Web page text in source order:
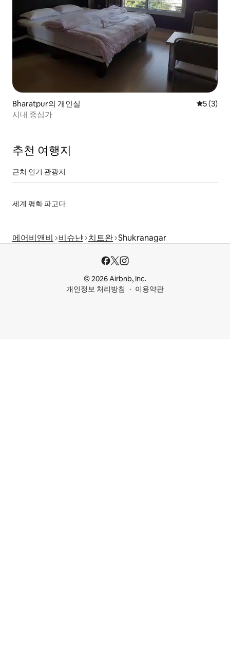
Bharatpur의 개인실 평점 5점
5 (3)
시내 중심가
추천 여행지
근처 인기 관광지
세계 평화 파고다
에어비앤비 비슈냔 치트완 Shukranagar
© 2026 Airbnb, Inc.
개인정보 처리방침
이용약관